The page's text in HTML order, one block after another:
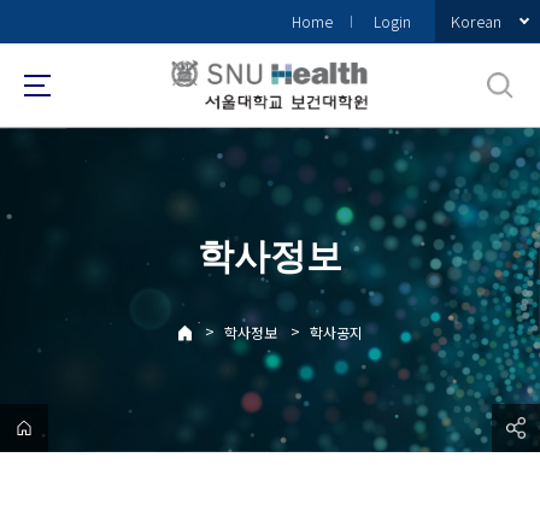
로
메
Home Login Korean
학사정보
> 학사정보 > 학사공지